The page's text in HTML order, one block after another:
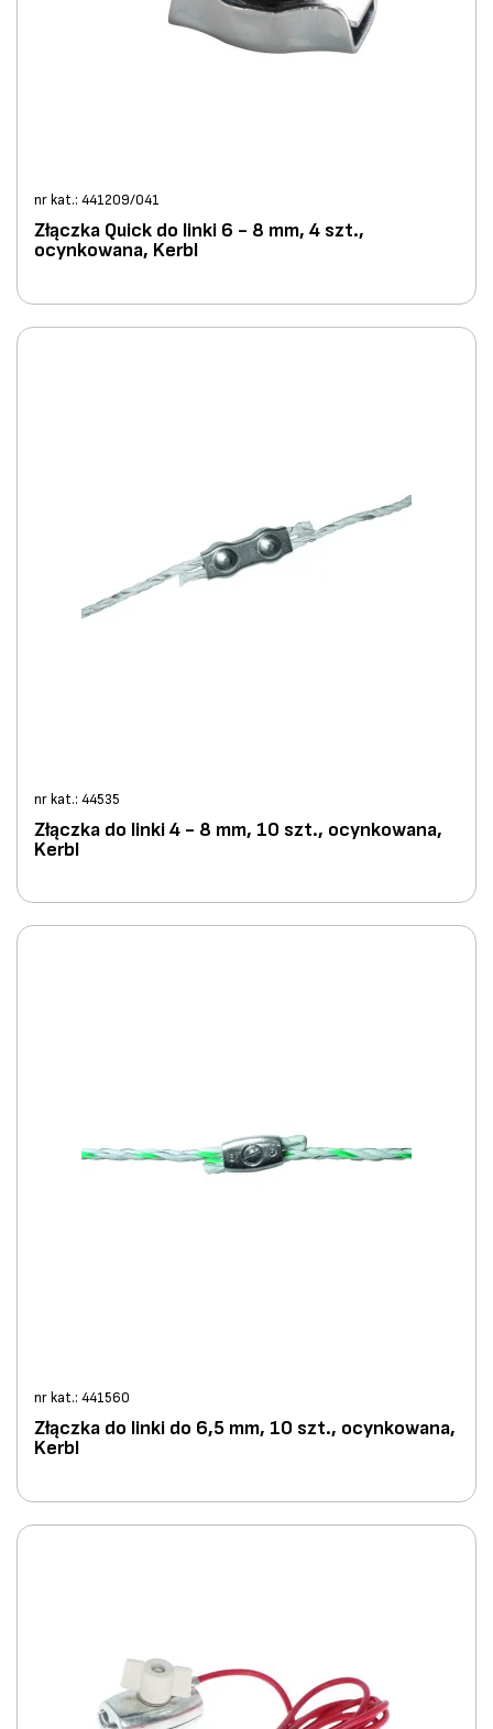
nr kat.: 441209/041
Złączka Quick do linki 6 - 8 mm, 4 szt.,
ocynkowana, Kerbl
nr kat.: 44535
Złączka do linki 4 - 8 mm, 10 szt., ocynkowana,
Kerbl
nr kat.: 441560
Złączka do linki do 6,5 mm, 10 szt., ocynkowana,
Kerbl